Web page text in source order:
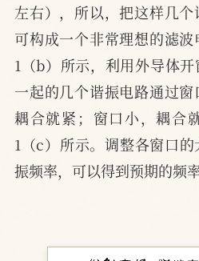
左右），所以，把这样几
可构成一个非常理想的滤
1（b）所示，利用外导体
一起的几个谐振电路通过窗
耦合就紧；窗口小，耦合
1（c）所示。调整各窗口
振频率，可以得到预期的频